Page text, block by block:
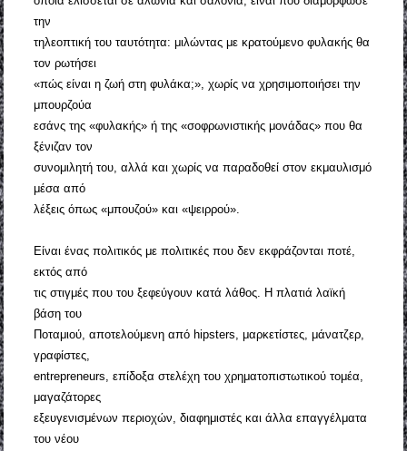
την
τηλεοπτική του ταυτότητα: μιλώντας με κρατούμενο φυλακής θα
τον ρωτήσει
«πώς είναι η ζωή στη φυλάκα;», χωρίς να χρησιμοποιήσει την
μπουρζούα
εσάνς της «φυλακής» ή της «σοφρωνιστικής μονάδας» που θα
ξένιζαν τον
συνομιλητή του, αλλά και χωρίς να παραδοθεί στον εκμαυλισμό
μέσα από
λέξεις όπως «μπουζού» και «ψειρρού».
Είναι ένας πολιτικός με πολιτικές που δεν εκφράζονται ποτέ,
εκτός από
τις στιγμές που του ξεφεύγουν κατά λάθος. Η πλατιά λαϊκή
βάση του
Ποταμιού, αποτελούμενη από hipsters, μαρκετίστες, μάνατζερ,
γραφίστες,
entrepreneurs, επίδοξα στελέχη του χρηματοπιστωτικού τομέα,
μαγαζάτορες
εξευγενισμένων περιοχών, διαφημιστές και άλλα επαγγέλματα
του νέου